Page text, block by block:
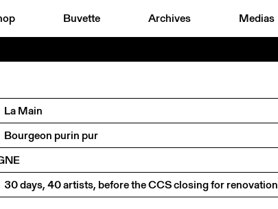
Buvette Archives Medias
La Main
Bourgeon purin pur
30 days, 40 artists, before the CCS closing for renovation